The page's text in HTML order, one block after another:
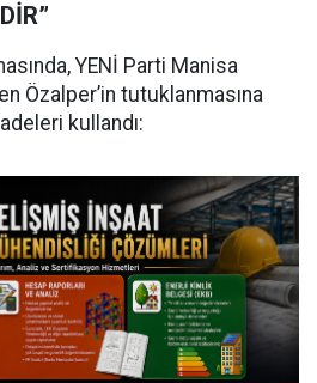
YENİ Parti Manisa
Özalper’in tutuklanmasına
kullandı: